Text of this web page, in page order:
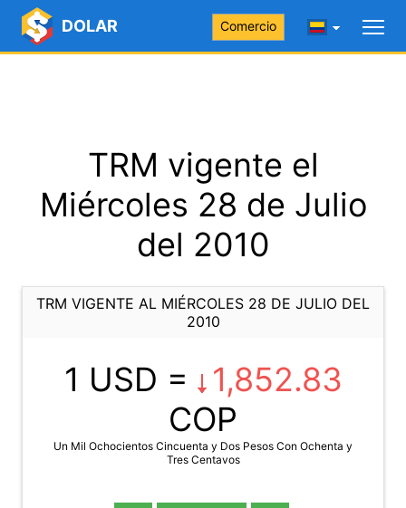
DOLAR Comercio
TRM vigente el
Miércoles 28 de Julio
del 2010
TRM VIGENTE AL MIÉRCOLES 28 DE JULIO DEL
2010
1 USD =
1,852.83
COP
Un Mil Ochocientos Cincuenta y Dos Pesos Con Ochenta y
Tres Centavos